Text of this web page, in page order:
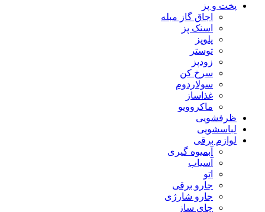
پخت و پز
اجاق گاز مبله
اسنک پز
پلوپز
توستر
زودپز
سرخ کن
سولاردوم
غذاساز
ماکروویو
ظرفشویی
لباسشویی
لوازم برقی
آبمیوه گیری
آسیاب
اتو
جارو برقی
جارو شارژی
چای ساز